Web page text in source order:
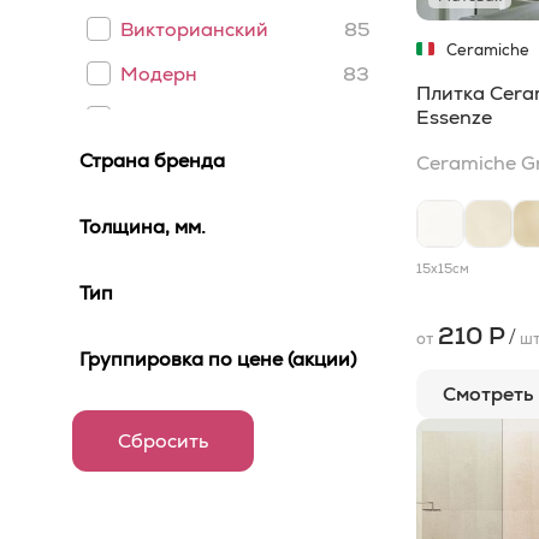
5x90
2
80x80
1
100x300
25x300
25x35
Викторианский
85
Модерн
83
Барокко
Марокканский
В арабском стиле
Страна бренда
Толщина, мм.
Тип
Группировка по цене (акции)
Ceramiche
Плитка
Essenze
Ceramiche
15x15см
от 210 Р/ шт